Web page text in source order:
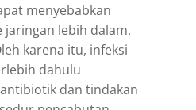
menyebabkan
jaringan lebih dalam,
karena itu, infeksi
dahulu
dan tindakan